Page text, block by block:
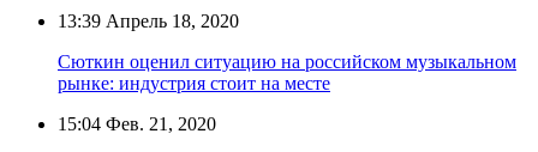
13:39 Апрель 18, 2020
Сюткин оценил ситуацию на российском музыкальном
рынке: индустрия стоит на месте
15:04 Фев. 21, 2020